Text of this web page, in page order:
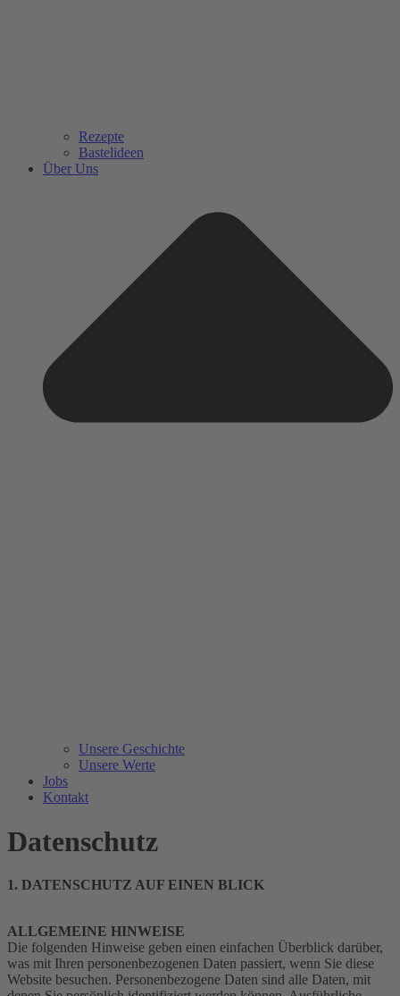
Rezepte
Bastelideen
Über Uns
Unsere Geschichte
Unsere Werte
Jobs
Kontakt
Datenschutz
1. DATENSCHUTZ AUF EINEN BLICK
ALLGEMEINE HINWEISE
Die folgenden Hinweise geben einen einfachen Überblick darüber,
was mit Ihren personenbezogenen Daten passiert, wenn Sie diese
Website besuchen. Personenbezogene Daten sind alle Daten, mit